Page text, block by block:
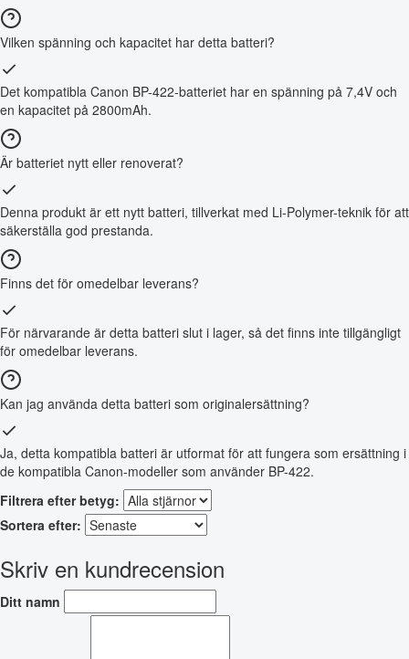
Vilken spänning och kapacitet har detta batteri?
Det kompatibla Canon BP-422-batteriet har en spänning på 7,4V och
en kapacitet på 2800mAh.
Är batteriet nytt eller renoverat?
Denna produkt är ett nytt batteri, tillverkat med Li-Polymer-teknik för att
säkerställa god prestanda.
Finns det för omedelbar leverans?
För närvarande är detta batteri slut i lager, så det finns inte tillgängligt
för omedelbar leverans.
Kan jag använda detta batteri som originalersättning?
Ja, detta kompatibla batteri är utformat för att fungera som ersättning i
de kompatibla Canon-modeller som använder BP-422.
Filtrera efter betyg:
Sortera efter:
Skriv en kundrecension
Ditt namn